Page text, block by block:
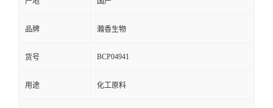
品牌 瀚香生物
货号 BCP04941
用途 化工原料